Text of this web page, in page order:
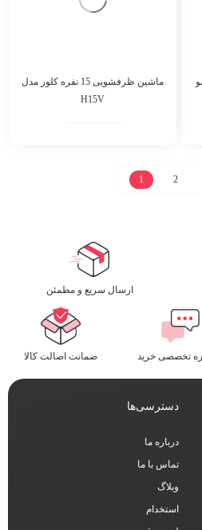
ماشین ظرفشویی 15 نفره کلور مدل
H15V
1 2
ارسال سریع و مطمئن​
تخصصی خرید ضمانت اصالت کالا
دسترسی‌ها
درباره ما
تماس با ما
وبلاگ
استخدام